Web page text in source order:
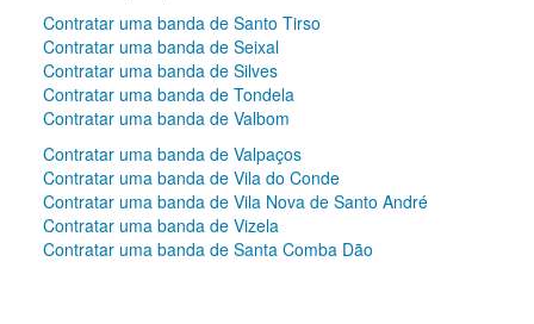
Contratar uma banda de Santo Tirso
Contratar uma banda de Seixal
Contratar uma banda de Silves
Contratar uma banda de Tondela
Contratar uma banda de Valbom
Contratar uma banda de Valpaços
Contratar uma banda de Vila do Conde
Contratar uma banda de Vila Nova de Santo André
Contratar uma banda de Vizela
Contratar uma banda de Santa Comba Dão